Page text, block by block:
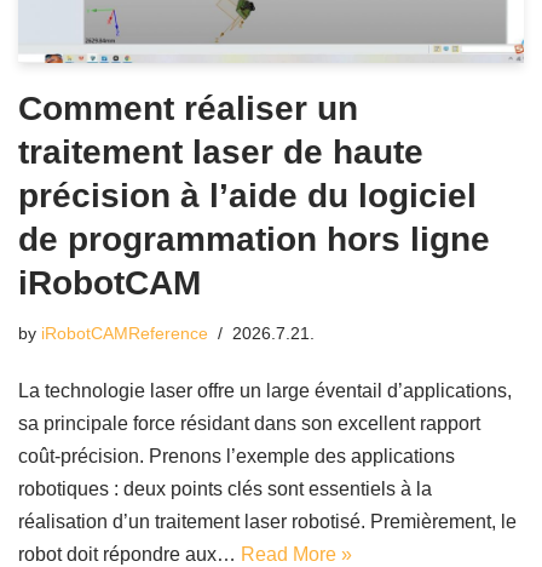
Comment réaliser un
traitement laser de haute
précision à l’aide du logiciel
de programmation hors ligne
iRobotCAM
by iRobotCAMReference 2026.7.21.
La technologie laser offre un large éventail d’applications,
sa principale force résidant dans son excellent rapport
coût-précision. Prenons l’exemple des applications
robotiques : deux points clés sont essentiels à la
réalisation d’un traitement laser robotisé. Premièrement, le
robot doit répondre aux… Read More »